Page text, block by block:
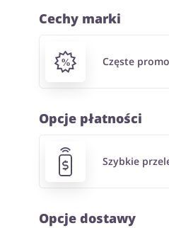
Cechy marki
Częste
Opcje płatności
Szybkie
Opcje dostawy